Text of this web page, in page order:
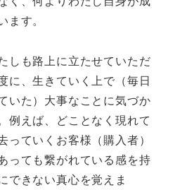
す。
しも路上に立たせていただ
に、生きていく上で（毎日
いた）大事なことに気づか
例えば、どことなく現れて
っていくお客様（購入者）
っても繋がれている感を持
できない真心を覚えま